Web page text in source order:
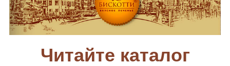
Читайте каталог